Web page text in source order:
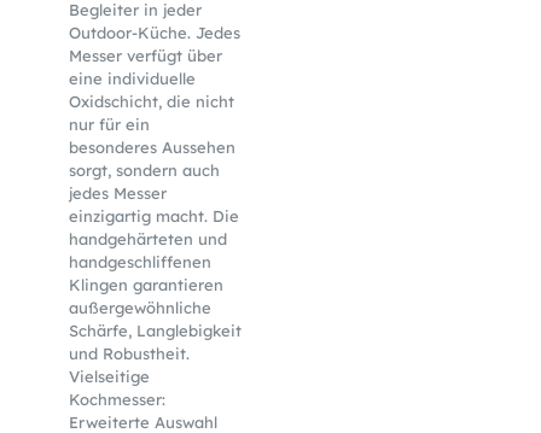
Begleiter in jeder
Outdoor-Küche. Jedes
Messer verfügt über
eine individuelle
Oxidschicht, die nicht
nur für ein
besonderes Aussehen
sorgt, sondern auch
jedes Messer
einzigartig macht. Die
handgehärteten und
handgeschliffenen
Klingen garantieren
außergewöhnliche
Schärfe, Langlebigkeit
und Robustheit.
Vielseitige
Kochmesser:
Erweiterte Auswahl